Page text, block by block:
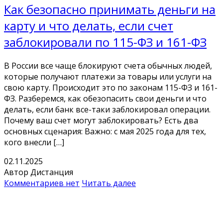
Как безопасно принимать деньги на
карту и что делать, если счет
заблокировали по 115-ФЗ и 161-ФЗ
В России все чаще блокируют счета обычных людей,
которые получают платежи за товары или услуги на
свою карту. Происходит это по законам 115-ФЗ и 161-
ФЗ. Разберемся, как обезопасить свои деньги и что
делать, если банк все-таки заблокировал операции.
Почему ваш счет могут заблокировать? Есть два
основных сценария: Важно: с мая 2025 года для тех,
кого внесли […]
02.11.2025
Автор Дистанция
Комментариев нет Читать далее